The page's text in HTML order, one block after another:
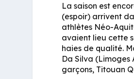
La saison est
(espoir) arrivent
athlètes Néo-
avaient lieu cette
haies de qualité.
Da Silva (Limoges
garçons, Titouan